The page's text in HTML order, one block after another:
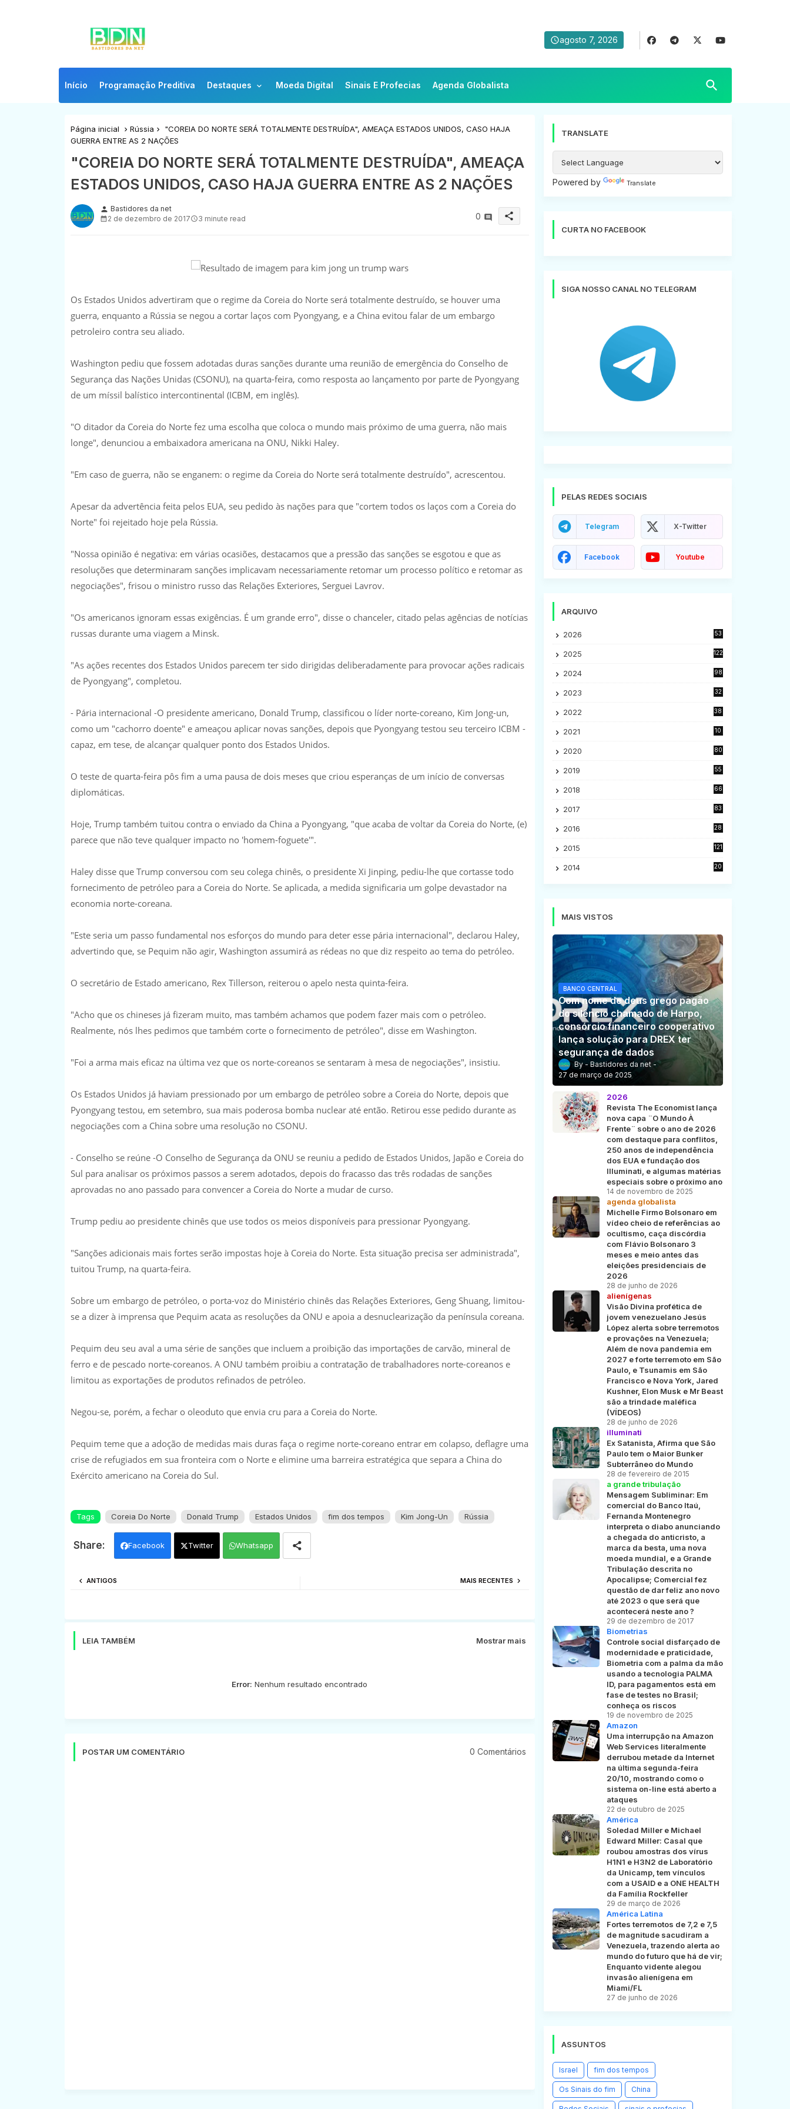
agosto 7, 2026
Início Programação Preditiva Destaques Moeda Digital Sinais E Profecias Agenda Globalista
Página inicial Rússia
"COREIA DO NORTE SERÁ TOTALMENTE DESTRUÍDA", AMEAÇA ESTADOS UNIDOS, CASO HAJA
GUERRA ENTRE AS 2 NAÇÕES
"COREIA DO NORTE SERÁ TOTALMENTE DESTRUÍDA", AMEAÇA
ESTADOS UNIDOS, CASO HAJA GUERRA ENTRE AS 2 NAÇÕES
person Bastidores da net
2 de dezembro de 2017
3 minute read 0 share
Os Estados Unidos advertiram que o regime da Coreia do Norte será totalmente destruído, se houver uma
guerra, enquanto a Rússia se negou a cortar laços com Pyongyang, e a China evitou falar de um embargo
petroleiro contra seu aliado.
Washington pediu que fossem adotadas duras sanções durante uma reunião de emergência do Conselho de
Segurança das Nações Unidas (CSONU), na quarta-feira, como resposta ao lançamento por parte de Pyongyang
de um míssil balístico intercontinental (ICBM, em inglês).
"O ditador da Coreia do Norte fez uma escolha que coloca o mundo mais próximo de uma guerra, não mais
longe", denunciou a embaixadora americana na ONU, Nikki Haley.
"Em caso de guerra, não se enganem: o regime da Coreia do Norte será totalmente destruído", acrescentou.
Apesar da advertência feita pelos EUA, seu pedido às nações para que "cortem todos os laços com a Coreia do
Norte" foi rejeitado hoje pela Rússia.
"Nossa opinião é negativa: em várias ocasiões, destacamos que a pressão das sanções se esgotou e que as
resoluções que determinaram sanções implicavam necessariamente retomar um processo político e retomar as
negociações", frisou o ministro russo das Relações Exteriores, Serguei Lavrov.
"Os americanos ignoram essas exigências. É um grande erro", disse o chanceler, citado pelas agências de notícias
russas durante uma viagem a Minsk.
"As ações recentes dos Estados Unidos parecem ter sido dirigidas deliberadamente para provocar ações radicais
de Pyongyang", completou.
- Pária internacional -O presidente americano, Donald Trump, classificou o líder norte-coreano, Kim Jong-un,
como um "cachorro doente" e ameaçou aplicar novas sanções, depois que Pyongyang testou seu terceiro ICBM -
capaz, em tese, de alcançar qualquer ponto dos Estados Unidos.
O teste de quarta-feira pôs fim a uma pausa de dois meses que criou esperanças de um início de conversas
diplomáticas.
Hoje, Trump também tuitou contra o enviado da China a Pyongyang, "que acaba de voltar da Coreia do Norte, (e)
parece que não teve qualquer impacto no 'homem-foguete'".
Haley disse que Trump conversou com seu colega chinês, o presidente Xi Jinping, pediu-lhe que cortasse todo
fornecimento de petróleo para a Coreia do Norte. Se aplicada, a medida significaria um golpe devastador na
economia norte-coreana.
"Este seria um passo fundamental nos esforços do mundo para deter esse pária internacional", declarou Haley,
advertindo que, se Pequim não agir, Washington assumirá as rédeas no que diz respeito ao tema do petróleo.
O secretário de Estado americano, Rex Tillerson, reiterou o apelo nesta quinta-feira.
"Acho que os chineses já fizeram muito, mas também achamos que podem fazer mais com o petróleo.
Realmente, nós lhes pedimos que também corte o fornecimento de petróleo", disse em Washington.
"Foi a arma mais eficaz na última vez que os norte-coreanos se sentaram à mesa de negociações", insistiu.
Os Estados Unidos já haviam pressionado por um embargo de petróleo sobre a Coreia do Norte, depois que
Pyongyang testou, em setembro, sua mais poderosa bomba nuclear até então. Retirou esse pedido durante as
negociações com a China sobre uma resolução no CSONU.
- Conselho se reúne -O Conselho de Segurança da ONU se reuniu a pedido de Estados Unidos, Japão e Coreia do
Sul para analisar os próximos passos a serem adotados, depois do fracasso das três rodadas de sanções
aprovadas no ano passado para convencer a Coreia do Norte a mudar de curso.
Trump pediu ao presidente chinês que use todos os meios disponíveis para pressionar Pyongyang.
"Sanções adicionais mais fortes serão impostas hoje à Coreia do Norte. Esta situação precisa ser administrada",
tuitou Trump, na quarta-feira.
Sobre um embargo de petróleo, o porta-voz do Ministério chinês das Relações Exteriores, Geng Shuang, limitou-
se a dizer à imprensa que Pequim acata as resoluções da ONU e apoia a desnuclearização da península coreana.
Pequim deu seu aval a uma série de sanções que incluem a proibição das importações de carvão, mineral de
ferro e de pescado norte-coreanos. A ONU também proibiu a contratação de trabalhadores norte-coreanos e
limitou as exportações de produtos refinados de petróleo.
Negou-se, porém, a fechar o oleoduto que envia cru para a Coreia do Norte.
Pequim teme que a adoção de medidas mais duras faça o regime norte-coreano entrar em colapso, deflagre uma
crise de refugiados em sua fronteira com o Norte e elimine uma barreira estratégica que separa a China do
Exército americano na Coreia do Sul.
Tags Coreia Do Norte Donald Trump Estados Unidos fim dos tempos Kim Jong-Un Rússia
Facebook Twitter Whatsapp
MAIS RECENTES
ANTIGOS
LEIA TAMBÉM Mostrar mais
Error: Nenhum resultado encontrado
POSTAR UM COMENTÁRIO 0 Comentários
TRANSLATE
Powered by Translate
CURTA NO FACEBOOK
SIGA NOSSO CANAL NO TELEGRAM
PELAS REDES SOCIAIS
Telegram X-Twitter
Facebook Youtube
ARQUIVO
2026 53
2025 122
2024 98
2023
32
2022
38
2021
10
2020
80
2019
55
2018
66
2017
83
2016
28
2015
121
2014
20
MAIS VISTOS
BANCO CENTRAL
Com nome de deus grego pagão
do silêncio chamado de Harpo,
consórcio financeiro cooperativo
lança solução para DREX ter
segurança de dados
Bastidores da net
27 de março de 2025
2026
Revista The Economist lança
nova capa ¨O Mundo À
Frente¨ sobre o ano de 2026
com destaque para conflitos,
250 anos de independência
dos EUA e fundação dos
Illuminati, e algumas matérias
especiais sobre o próximo ano
14 de novembro de 2025
agenda globalista
Michelle Firmo Bolsonaro em
vídeo cheio de referências ao
ocultismo, caça discórdia
com Flávio Bolsonaro 3
meses e meio antes das
eleições presidenciais de
2026
28 de junho de 2026
alienígenas
Visão Divina profética de
jovem venezuelano Jesús
López alerta sobre terremotos
e provações na Venezuela;
Além de nova pandemia em
2027 e forte terremoto em São
Paulo, e Tsunamis em São
Francisco e Nova York, Jared
Kushner, Elon Musk e Mr Beast
são a trindade maléfica
(VÍDEOS)
28 de junho de 2026
illuminati
Ex Satanista, Afirma que São
Paulo tem o Maior Bunker
Subterrâneo do Mundo
28 de fevereiro de 2015
a grande tribulação
Mensagem Subliminar: Em
comercial do Banco Itaú,
Fernanda Montenegro
interpreta o diabo anunciando
a chegada do anticristo, a
marca da besta, uma nova
moeda mundial, e a Grande
Tribulação descrita no
Apocalipse; Comercial fez
questão de dar feliz ano novo
até 2023 o que será que
acontecerá neste ano ?
29 de dezembro de 2017
Biometrias
Controle social disfarçado de
modernidade e praticidade,
Biometria com a palma da mão
usando a tecnologia PALMA
ID, para pagamentos está em
fase de testes no Brasil;
conheça os riscos
19 de novembro de 2025
Amazon
Uma interrupção na Amazon
Web Services literalmente
derrubou metade da Internet
na última segunda-feira
20/10, mostrando como o
sistema on-line está aberto a
ataques
22 de outubro de 2025
América
Soledad Miller e Michael
Edward Miller: Casal que
roubou amostras dos vírus
H1N1 e H3N2 de Laboratório
da Unicamp, tem vínculos
com a USAID e a ONE HEALTH
da Família Rockfeller
29 de março de 2026
América Latina
Fortes terremotos de 7,2 e 7,5
de magnitude sacudiram a
Venezuela, trazendo alerta ao
mundo do futuro que há de vir;
Enquanto vidente alegou
invasão alienígena em
Miami/FL
27 de junho de 2026
ASSUNTOS
Israel fim dos tempos
Os Sinais do fim China